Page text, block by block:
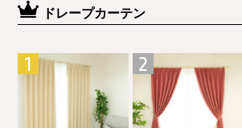
ドレープカーテン